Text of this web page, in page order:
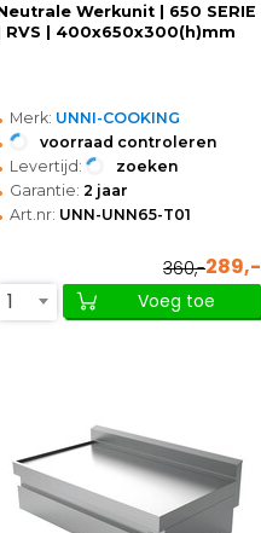
Werkunit | 650 SERIE
| RVS | 400x650x300(h)mm
Merk: UNNI-COOKING
voorraad controleren
Levertijd: zoeken
Garantie: 2 jaar
Art.nr: UNN-UNN65-T01
360,-289,-
1
Voeg toe